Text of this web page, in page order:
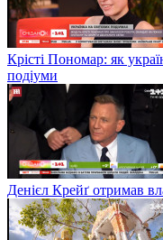
Крісті Пономар: як
подіуми
Денієл Крейґ отримав